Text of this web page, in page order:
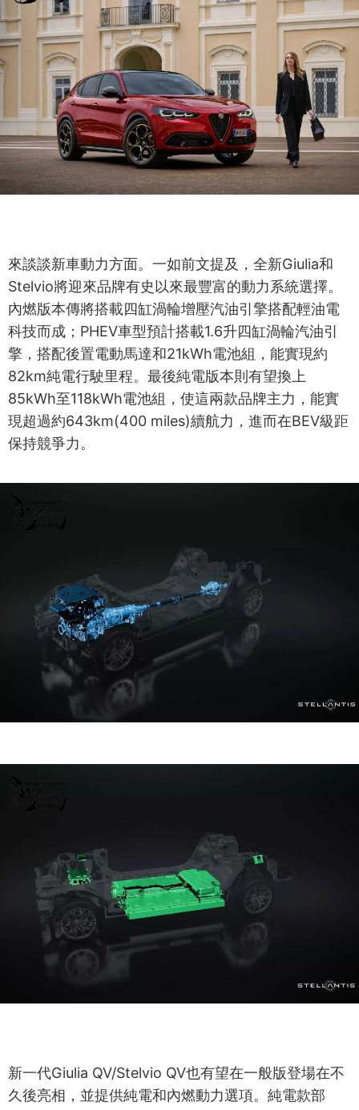
來談談新車動力方面。一如前文提及，全新Giulia和
Stelvio將迎來品牌有史以來最豐富的動力系統選擇。
內燃版本傳將搭載四缸渦輪增壓汽油引擎搭配輕油電
科技而成；PHEV車型預計搭載1.6升四缸渦輪汽油引
擎，搭配後置電動馬達和21kWh電池組，能實現約
82km純電行駛里程。最後純電版本則有望換上
85kWh至118kWh電池組，使這兩款品牌主力，能實
現超過約643km(400 miles)續航力，進而在BEV級距
保持競爭力。
新一代Giulia QV/Stelvio QV也有望在一般版登場在不
久後亮相，並提供純電和內燃動力選項。純電款部